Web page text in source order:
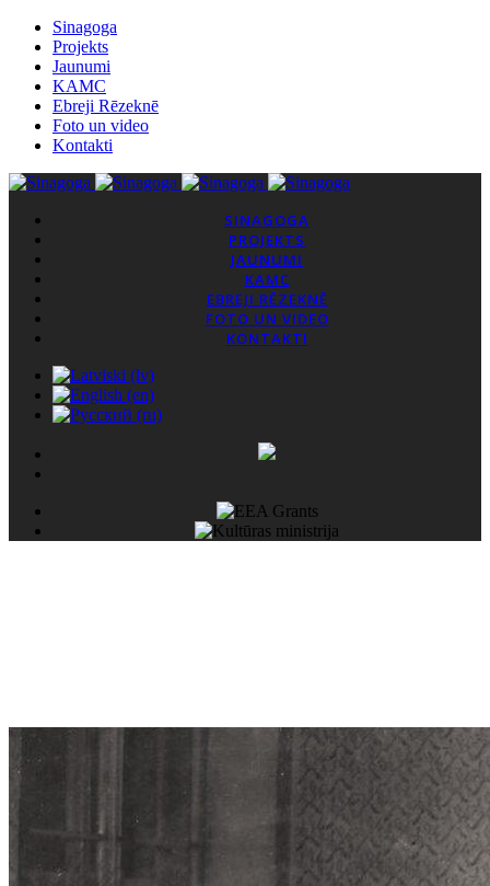
Sinagoga
Projekts
Jaunumi
KAMC
Ebreji Rēzeknē
Foto un video
Kontakti
SINAGOGA
PROJEKTS
JAUNUMI
KAMC
EBREJI RĒZEKNĒ
FOTO UN VIDEO
KONTAKTI